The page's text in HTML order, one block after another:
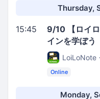
Thursday,
15:45
9/10 【ロイ
インを学ぼう
LoiLoNote
Online
Monday,